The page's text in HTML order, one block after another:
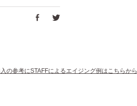
の参考にSTAFFによるエイジング例はこちらから